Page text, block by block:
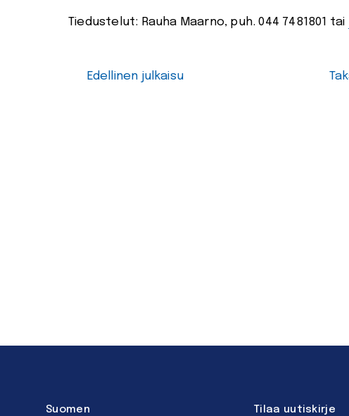
Tiedustelut: Rauha Maarno, puh. 044 7481801 tai
Edellinen julkaisu
Suomen
Tilaa uutiskirje